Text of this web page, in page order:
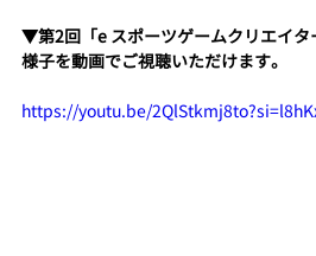
▼第2回「e スポーツゲームクリエイタ
様子を動画でご視聴いただけます。
https://youtu.be/